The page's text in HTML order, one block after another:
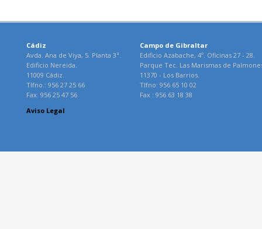
Cádiz
Avda. Ana de Viya, 5. Planta 3ª.
Edificio Nereida.
11009 Cádiz.
Tlfno.: 956 27 25 66
Fax: 956 25 47 56
Campo de Gibraltar
Edificio Azabache, 4º. Oficinas 27 - 28.
Parque Tec. Las Marismas de
11370 - Los Barrios.
Tlfno: 956 65 10 02
Fax : 956 63 18 38
Aviso Legal